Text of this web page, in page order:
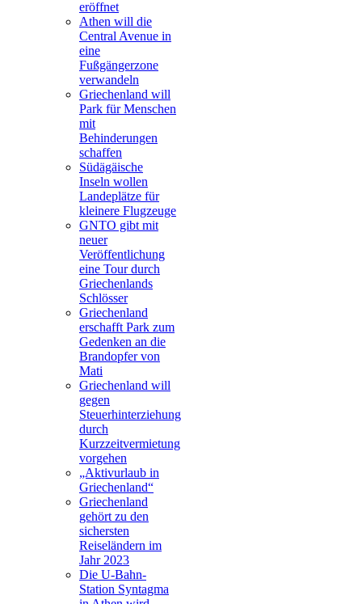
eröffnet
Athen will die
Central Avenue in
eine
Fußgängerzone
verwandeln
Griechenland will
Park für Menschen
mit
Behinderungen
schaffen
Südägäische
Inseln wollen
Landeplätze für
kleinere Flugzeuge
GNTO gibt mit
neuer
Veröffentlichung
eine Tour durch
Griechenlands
Schlösser
Griechenland
erschafft Park zum
Gedenken an die
Brandopfer von
Mati
Griechenland will
gegen
Steuerhinterziehung
durch
Kurzzeitvermietung
vorgehen
„Aktivurlaub in
Griechenland“
Griechenland
gehört zu den
sichersten
Reiseländern im
Jahr 2023
Die U-Bahn-
Station Syntagma